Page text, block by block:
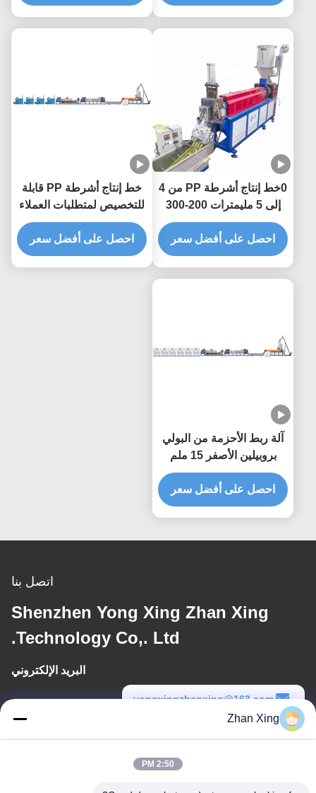
0خط إنتاج أشرطة PP من 4
إلى 5 مليمترات 200-300
كيلوغرام / ساعة
احصل على أفضل سعر
خط إنتاج أشرطة PP قابلة
للتخصيص لمتطلبات العملاء
المختلفة
احصل على أفضل سعر
آلة ربط الأحزمة من البولي
بروبيلين الأصفر 15 ملم
احصل على أفضل سعر
اتصل بنا
Shenzhen Yong Xing Zhan Xing
Technology Co,. Ltd.
البريد الإلكتروني
yongxingzhanxing@163.com
Zhan Xing
2:50 PM